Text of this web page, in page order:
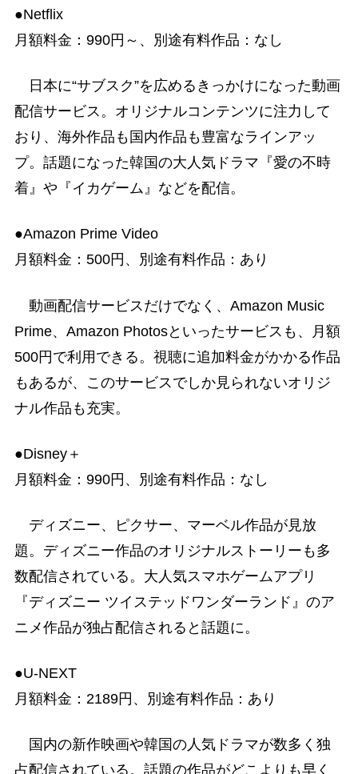
●Netflix
月額料金：990円～、別途有料作品：なし
日本に“サブスク”を広めるきっかけになった動画
配信サービス。オリジナルコンテンツに注力して
おり、海外作品も国内作品も豊富なラインアッ
プ。話題になった韓国の大人気ドラマ『愛の不時
着』や『イカゲーム』などを配信。
●Amazon Prime Video
月額料金：500円、別途有料作品：あり
動画配信サービスだけでなく、Amazon Music
Prime、Amazon Photosといったサービスも、月額
500円で利用できる。視聴に追加料金がかかる作品
もあるが、このサービスでしか見られないオリジ
ナル作品も充実。
●Disney＋
月額料金：990円、別途有料作品：なし
ディズニー、ピクサー、マーベル作品が見放
題。ディズニー作品のオリジナルストーリーも多
数配信されている。大人気スマホゲームアプリ
『ディズニー ツイステッドワンダーランド』のア
ニメ作品が独占配信されると話題に。
●U-NEXT
月額料金：2189円、別途有料作品：あり
国内の新作映画や韓国の人気ドラマが数多く独
占配信されている。話題の作品がどこよりも早く